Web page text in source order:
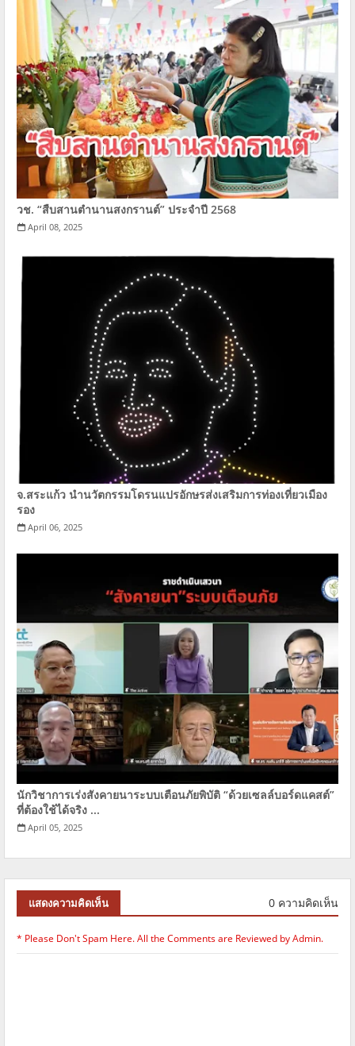
วช. “สืบสานตำนานสงกรานต์” ประจำปี 2568
April 08, 2025
จ.สระแก้ว นำนวัตกรรมโดรนแปรอักษรส่งเสริมการท่องเที่ยวเมือง
รอง
April 06, 2025
นักวิชาการเร่งสังคายนาระบบเตือนภัยพิบัติ “ด้วยเซลล์บอร์ดแคสต์”
ที่ต้องใช้ได้จริง ...
April 05, 2025
แสดงความคิดเห็น 0 ความคิดเห็น
* Please Don't Spam Here. All the Comments are Reviewed by Admin.